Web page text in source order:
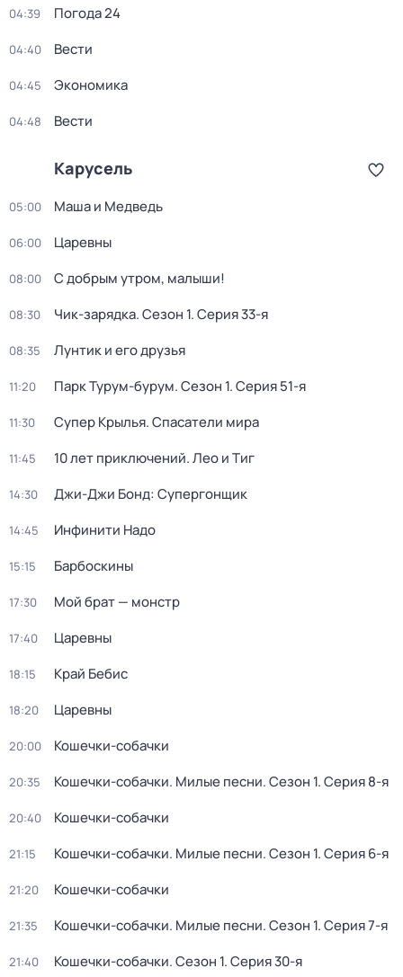
04:39 Погода 24
04:40 Вести
04:45 Экономика
04:48 Вести
Карусель
05:00 Маша и Медведь
06:00 Царевны
08:00 С добрым утром, малыши!
08:30 Чик-зарядка. Сезон 1. Серия 33-я
08:35 Лунтик и его друзья
11:20 Парк Турум-бурум. Сезон 1. Серия 51-я
11:30 Супер Крылья. Спасатели мира
11:45 10 лет приключений. Лео и Тиг
14:30 Джи-Джи Бонд: Супергонщик
14:45 Инфинити Надо
15:15 Барбоскины
17:30 Мой брат — монстр
17:40 Царевны
18:15 Край Бебис
18:20 Царевны
20:00 Кошечки-собачки
20:35 Кошечки-собачки. Милые песни. Сезон 1. Серия 8-я
20:40 Кошечки-собачки
21:15 Кошечки-собачки. Милые песни. Сезон 1. Серия 6-я
21:20 Кошечки-собачки
21:35 Кошечки-собачки. Милые песни. Сезон 1. Серия 7-я
21:40 Кошечки-собачки. Сезон 1. Серия 30-я